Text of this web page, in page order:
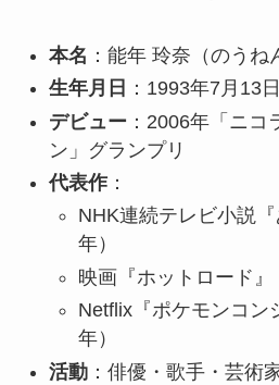
本名 ：能年 玲奈（のうね
生年月日 ：1993年7月13
デビュー ：2006年「ニコ
ン」グランプリ
代表作：
NHK連続テレビ小説
年）
映画『ホットロード』
Netflix『ポケモンコン
年）
活動：俳優・歌手・芸術